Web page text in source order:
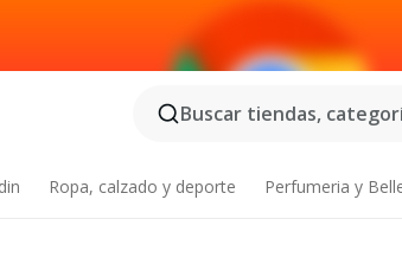
Buscar tiendas,
Ropa, calzado y deporte Perfumeria y